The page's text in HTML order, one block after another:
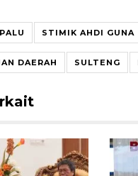
STIMIK AHDI GUNA
DAERAH SULTENG